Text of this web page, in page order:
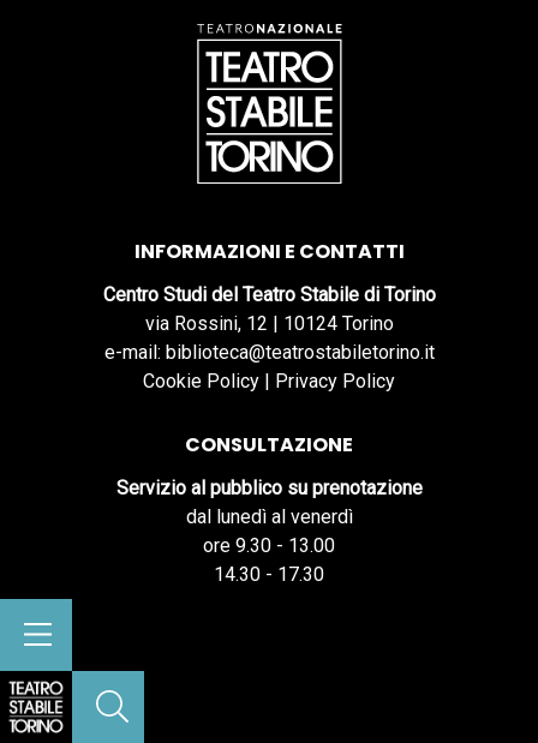
INFORMAZIONI E CONTATTI
Centro Studi del Teatro Stabile di Torino
via Rossini, 12 | 10124 Torino
e-mail: biblioteca@teatrostabiletorino.it
Cookie Policy | Privacy Policy
CONSULTAZIONE
Servizio al pubblico su prenotazione
dal lunedì al venerdì
ore 9.30 - 13.00
14.30 - 17.30